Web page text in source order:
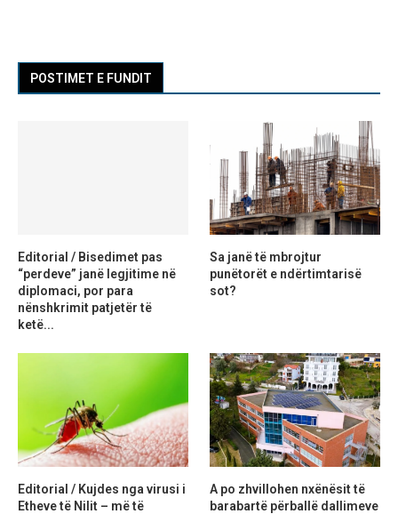
POSTIMET E FUNDIT
Editorial / Bisedimet pas
“perdeve” janë legjitime në
diplomaci, por para
nënshkrimit patjetër të
ketë...
Sa janë të mbrojtur
punëtorët e ndërtimtarisë
sot?
Editorial / Kujdes nga virusi i
Etheve të Nilit – më të
A po zhvillohen nxënësit të
barabartë përballë dallimeve